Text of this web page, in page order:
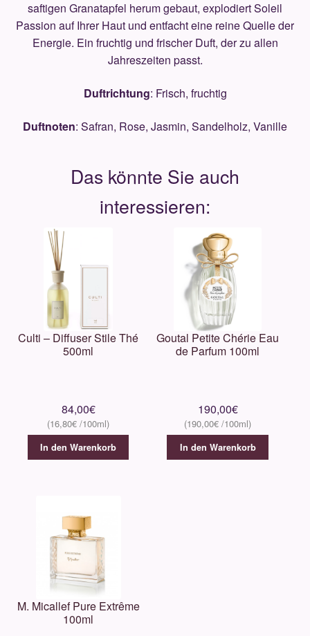
saftigen Granatapfel herum gebaut, explodiert Soleil
Passion auf Ihrer Haut und entfacht eine reine Quelle der
Energie. Ein fruchtig und frischer Duft, der zu allen
Jahreszeiten passt.
Duftrichtung: Frisch, fruchtig
Duftnoten: Safran, Rose, Jasmin, Sandelholz, Vanille
Culti – Diffuser Stile Thé
500ml
84,00€
16,80€
In den Warenkorb
Goutal Petite Chérie Eau
de Parfum 100ml
190,00€
190,00€
In den Warenkorb
M. Micallef Pure Extrême
100ml